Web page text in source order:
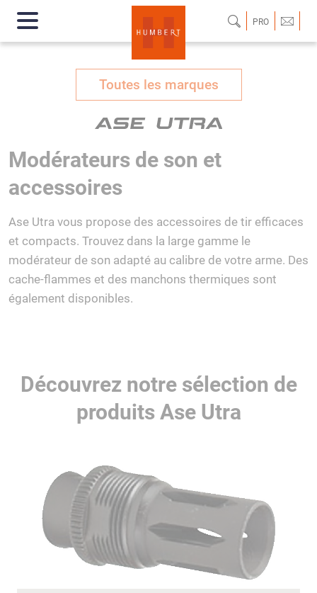
PRO
Toutes les marques
Modérateurs de son et
accessoires
Ase Utra vous propose des accessoires de tir efficaces
et compacts. Trouvez dans la large gamme le
modérateur de son adapté au calibre de votre arme. Des
cache-flammes et des manchons thermiques sont
également disponibles.
Découvrez notre sélection de
produits Ase Utra